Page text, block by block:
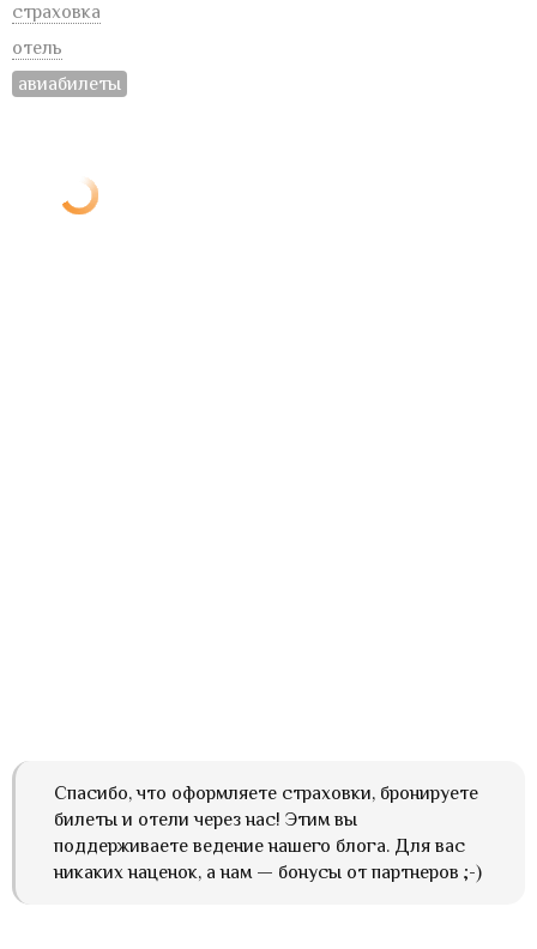
страховка
отель
авиабилеты
Спасибо, что оформляете страховки, бронируете
билеты и отели через нас! Этим вы
поддерживаете ведение нашего блога. Для вас
никаких наценок, а нам — бонусы от партнеров ;-)